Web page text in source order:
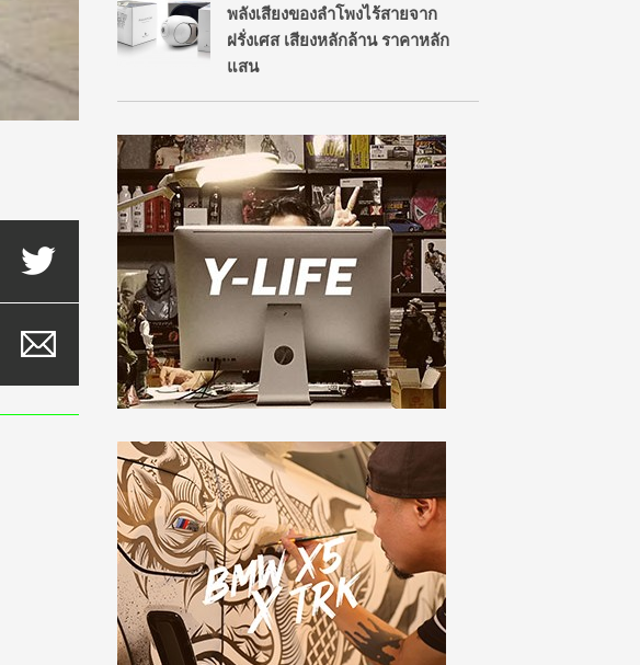
พลังเสียงของลำโพงไร้สายจาก
ฝรั่งเศส เสียงหลักล้าน ราคาหลัก
แสน